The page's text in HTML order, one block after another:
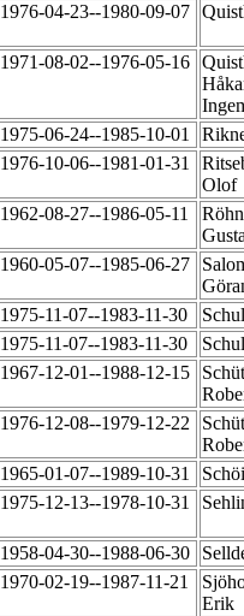
1976-04-23--1980-09-07
1971-08-02--1976-05-16
1975-06-24--1985-10-01
1976-10-06--1981-01-31
Olof
1962-08-27--1986-05-11
1960-05-07--1985-06-27
1975-11-07--1983-11-30
1975-11-07--1983-11-30
1967-12-01--1988-12-15
1976-12-08--1979-12-22
1965-01-07--1989-10-31
1975-12-13--1978-10-31
1958-04-30--1988-06-30
1970-02-19--1987-11-21
Erik